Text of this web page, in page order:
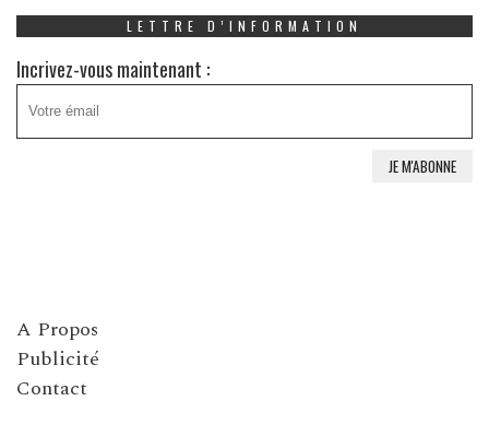
LETTRE D’INFORMATION
Incrivez-vous maintenant :
A Propos
Publicité
Contact